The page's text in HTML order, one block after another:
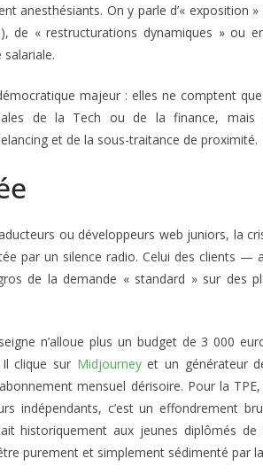
anesthésiants. On y parle d’« exposition
de « restructurations dynamiques » ou
majeur : elles ne comptent
de la Tech ou de la finance, mais
et de la sous-traitance de proximité.
ou développeurs web juniors, la
par un silence radio. Celui des clients —
de la demande « standard » sur des
n’alloue plus un budget de 3 000
clique sur Midjourneyet un générateur
mensuel dérisoire. Pour la
indépendants, c’est un effondrement
historiquement aux jeunes diplômés
purement et simplement sédimenté par